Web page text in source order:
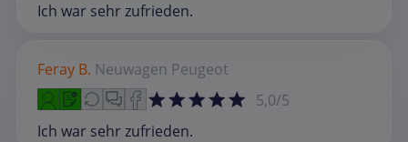
Ich war sehr zufrieden.
Feray B. Neuwagen Peugeot
5,0/5
Ich war sehr zufrieden.